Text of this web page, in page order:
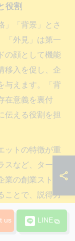
役割
」「背景」とさ
「外見」は第一
の顔として機能
移入を促し、企
与えます。「背
在意義を裏付
伝える役割を担
ットの特徴が重
など、ターゲ
業の創業ストー
ことで、説得力
ラクターが単な
us LINE